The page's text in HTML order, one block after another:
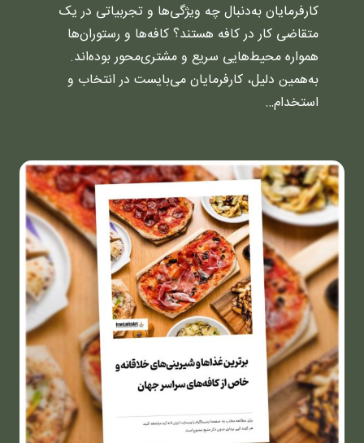
کارفرمایان به‌دنبال چه ویژگی‌ها و تجربیاتی در یک
متقاضی کار در کافه هستند؟ کافه‌ها و رستوران‌ها
همواره محیط‌هایی سریع و مشتری‌محور بوده‌اند.
به‌همین دلیل، کارفرمایان می‌بایست در انتخاب و
استخدام…